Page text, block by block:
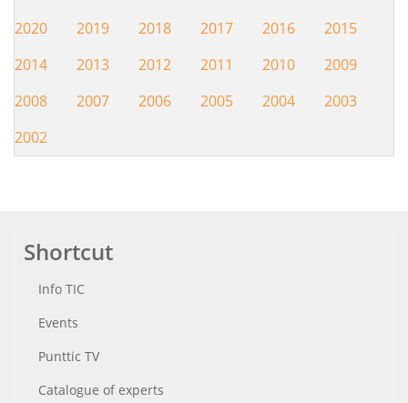
2020
2019 2018 2017 2016
2015
2014
2013 2012 2011 2010
2009
2008
2007 2006 2005 2004
2003
2002
Shortcut
Info TIC
Events
Punttic TV
Catalogue of experts